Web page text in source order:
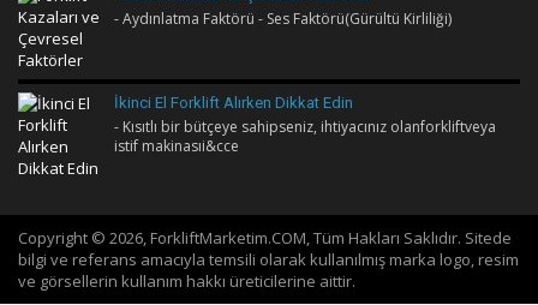
- Aydınlatma Faktörü - Ses Faktörü(Gürültü Kirliliği)
İkinci El Forklift Alırken Dikkat Edin
- Kısıtlı bir bütçeye sahipseniz, ihtiyacınız olanforkliftveya
istif makinasıi&cce
Copyright © 2026, ForkliftMarketim.COM, Tüm Hakları Saklıdır. Sitede
bilgi ve referans amacıyla temsili olarak kullanılmış marka logo, resim
ve görsellerin kullanım hakkı üreticilerine aittir.